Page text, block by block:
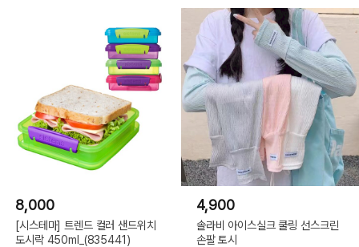
8,000
[시스테마] 트렌드 컬러 샌드위치
도시락 450ml_(835441)
4,900
솔라비 아이스실크 쿨링 선스크린
손팔 토시